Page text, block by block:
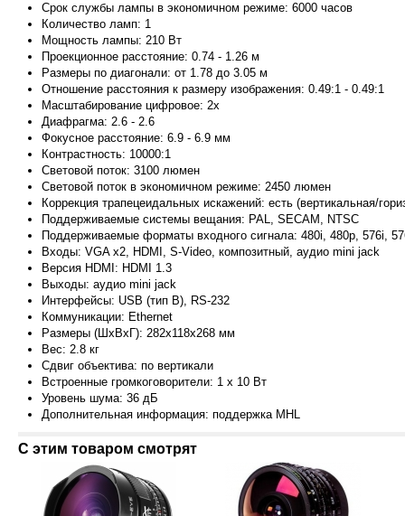
Срок службы лампы в экономичном режиме: 6000 часов
Количество ламп: 1
Мощность лампы: 210 Вт
Проекционное расстояние: 0.74 - 1.26 м
Размеры по диагонали: от 1.78 до 3.05 м
Отношение расстояния к размеру изображения: 0.49:1 - 0.49:1
Масштабирование цифровое: 2x
Диафрагма: 2.6 - 2.6
Фокусное расстояние: 6.9 - 6.9 мм
Контрастность: 10000:1
Световой поток: 3100 люмен
Световой поток в экономичном режиме: 2450 люмен
Коррекция трапецеидальных искажений: есть (вертикальная/
Поддерживаемые системы вещания: PAL, SECAM, NTSC
Поддерживаемые форматы входного сигнала: 480i, 480p, 576i,
Входы: VGA x2, HDMI, S-Video, композитный, аудио mini jack
Версия HDMI: HDMI 1.3
Выходы: аудио mini jack
Интерфейсы: USB (тип B), RS-232
Коммуникации: Ethernet
Размеры (ШxВxГ): 282x118x268 мм
Вес: 2.8 кг
Сдвиг объектива: по вертикали
Встроенные громкоговорители: 1 x 10 Вт
Уровень шума: 36 дБ
Дополнительная информация: поддержка MHL
С этим товаром смотрят